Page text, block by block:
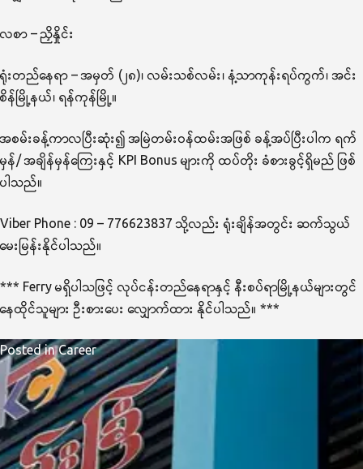
လစာ – ညှိနှိုင်း
ရုံးတည်နေရာ – အမှတ် (၂၈)၊ လမ်းသစ်လမ်း၊ နံ့သာကုန်းရပ်ကွက်၊ အင်း
စိန်မြို့နယ်၊ ရန်ကုန်မြို့။
အစမ်းခန့်ကာလပြီးဆုံး၍ အမြဲတမ်းဝန်ထမ်းအဖြစ် ခန့်အပ်ပြီးပါက ရက်
မှန်/ အချိန်မှန်ကြေးနှင့် KPI Bonus များကို ထပ်တိုး ခံစားခွင့်ရှိမည် ဖြစ်
ပါသည်။
Viber Phone : 09 – 776623837 သို့လည်း ရုံးချိန်အတွင်း ဆက်သွယ်
မေးမြန်းနိုင်ပါသည်။
*** Ferry မရှိပါသဖြင့် လုပ်ငန်းတည်နေရာနှင့် နီးစပ်ရာမြို့နယ်များတွင်
နေထိုင်သူများ ဦးစားပေး လျှောက်ထား နိုင်ပါသည်။ ***
Posted inCareer